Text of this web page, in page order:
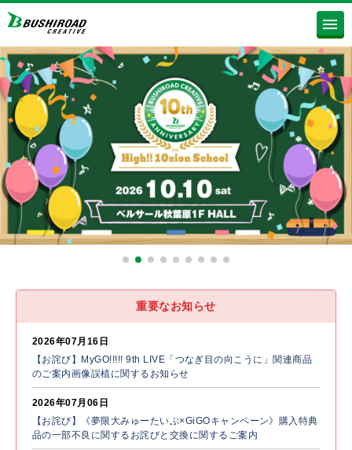
重要なお知らせ
2026年07月16日
【お詫び】MyGO!!!!! 9th LIVE「つなぎ目の向こうに」関連商品
のご案内画像誤植に関するお知らせ
2026年07月06日
【お詫び】《夢限大みゅーたいぷ×GiGOキャンペーン》購入特典
品の一部不良に関するお詫びと交換に関するご案内